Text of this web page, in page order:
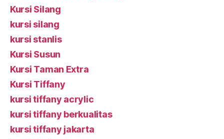
Kursi Silang
kursi silang
kursi stanlis
Kursi Susun
Kursi Taman Extra
Kursi Tiffany
kursi tiffany acrylic
kursi tiffany berkualitas
kursi tiffany jakarta